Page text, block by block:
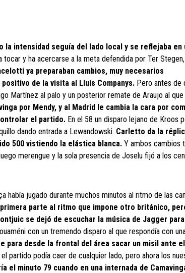
la intensidad seguía del lado local y se reflejaba en
y ha acercarse a la meta defendida por Ter
ya preparaban cambios, muy necesarios
de la visita al Lluís Companys. Pero antes de
Martínez al palo y un posterior remate de Araujo al que
por Mendy, y al Madrid le cambia la cara por
el partido. En el 58 un disparo lejano de Kroos
dando entrada a Lewandowski. Carletto da la
500 vistiendo la elástica blanca. Y ambos cambios
merengue y la sola presencia de Joselu fijó a los
había jugado durante muchos minutos al ritmo de las
parte al ritmo que impone otro británico,
se dejó de escuchar la música de Jagger para
con un tremendo disparo al que respondía con
para desde la frontal del área sacar un misil ante
partido podía caer de cualquier lado, pero ahora los
el minuto 79 cuando en una internada de